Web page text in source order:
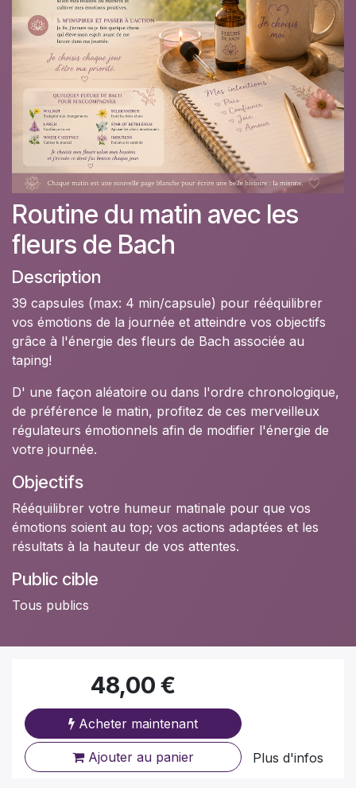
Routine du matin avec les
fleurs de Bach
Description
39 capsules (max: 4 min/capsule) pour rééquilibrer
vos émotions de la journée et atteindre vos objectifs
grâce à l'énergie des fleurs de Bach associée au
taping!
D' une façon aléatoire ou dans l'ordre chronologique,
de préférence le matin, profitez de ces merveilleux
régulateurs émotionnels afin de modifier l'énergie de
votre journée.
Objectifs
Rééquilibrer votre humeur matinale pour que vos
émotions soient au top; vos actions adaptées et les
résultats à la hauteur de vos attentes.
Public cible
Tous publics
48,00 €
Acheter maintenant
Ajouter au panier Plus d'infos